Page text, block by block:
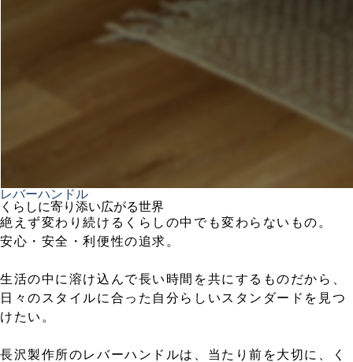
レバーハンドル
くらしに寄り添い広がる世界
絶えず変わり続けるくらしの中でも変わらないもの。
安心・安全・利便性の追求。
生活の中に溶け込んで長い時間を共にするものだから、
日々のスタイルに合った自分らしいスタンダードを見つ
けたい。
長沢製作所のレバーハンドルは、当たり前を大切に、く